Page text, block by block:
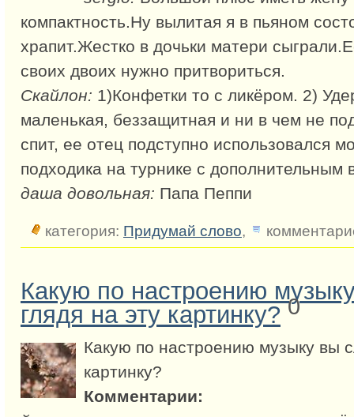
компактность.Ну вылитая я в пьяном
храпит.Жестко в дочьки матери
своих двоих нужно притвориться.
Скайлон: 1)Конфетки то с ликёром. 2)
маленькая, беззащитная и ни в чем не
спит, ее отец подступно использовался
подходика на турнике с дополнительным
даша довольная: Папа Пеппи
категория: Придумай слово,
Какую по настроению
глядя на эту картинку? 0
Какую по настроению музыку вы
картинку?
Комментарии: